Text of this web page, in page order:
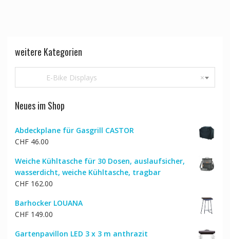
weitere Kategorien
×
E-Bike Displays
Neues im Shop
Abdeckplane für Gasgrill CASTOR
CHF46.00
Weiche Kühltasche für 30 Dosen, auslaufsicher,
wasserdicht, weiche Kühltasche, tragbar
CHF162.00
Barhocker LOUANA
CHF149.00
Gartenpavillon LED 3 x 3 m anthrazit